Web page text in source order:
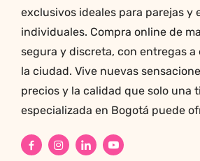
exclusivos ideales para parejas y
individuales. Compra online de
segura y discreta, con entregas a
la ciudad. Vive nuevas
precios y la calidad que solo una
especializada en Bogotá puede